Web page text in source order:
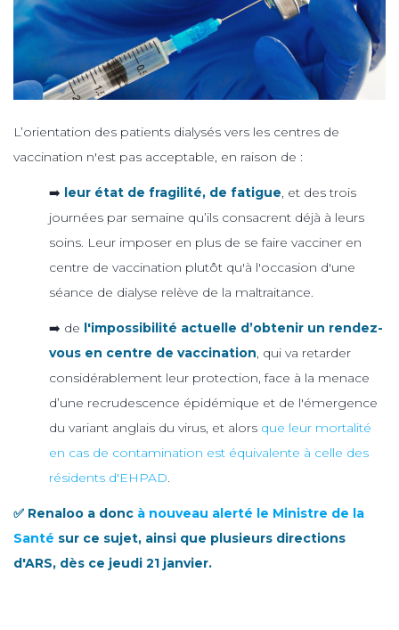
L’orientation des patients dialysés vers les centres de
vaccination n'est pas acceptable, en raison de :
➡️ leur état de fragilité, de fatigue, et des trois
journées par semaine qu’ils consacrent déjà à leurs
soins. Leur imposer en plus de se faire vacciner en
centre de vaccination plutôt qu'à l'occasion d'une
séance de dialyse relève de la maltraitance.
➡️ de l'impossibilité actuelle d’obtenir un rendez-
vous en centre de vaccination, qui va retarder
considérablement leur protection, face à la menace
d’une recrudescence épidémique et de l'émergence
du variant anglais du virus, et alors que leur mortalité
en cas de contamination est équivalente à celle des
résidents d'EHPAD.
✅ Renaloo a donc à nouveau alerté le Ministre de la
Santé sur ce sujet, ainsi que plusieurs directions
d'ARS, dès ce jeudi 21 janvier.